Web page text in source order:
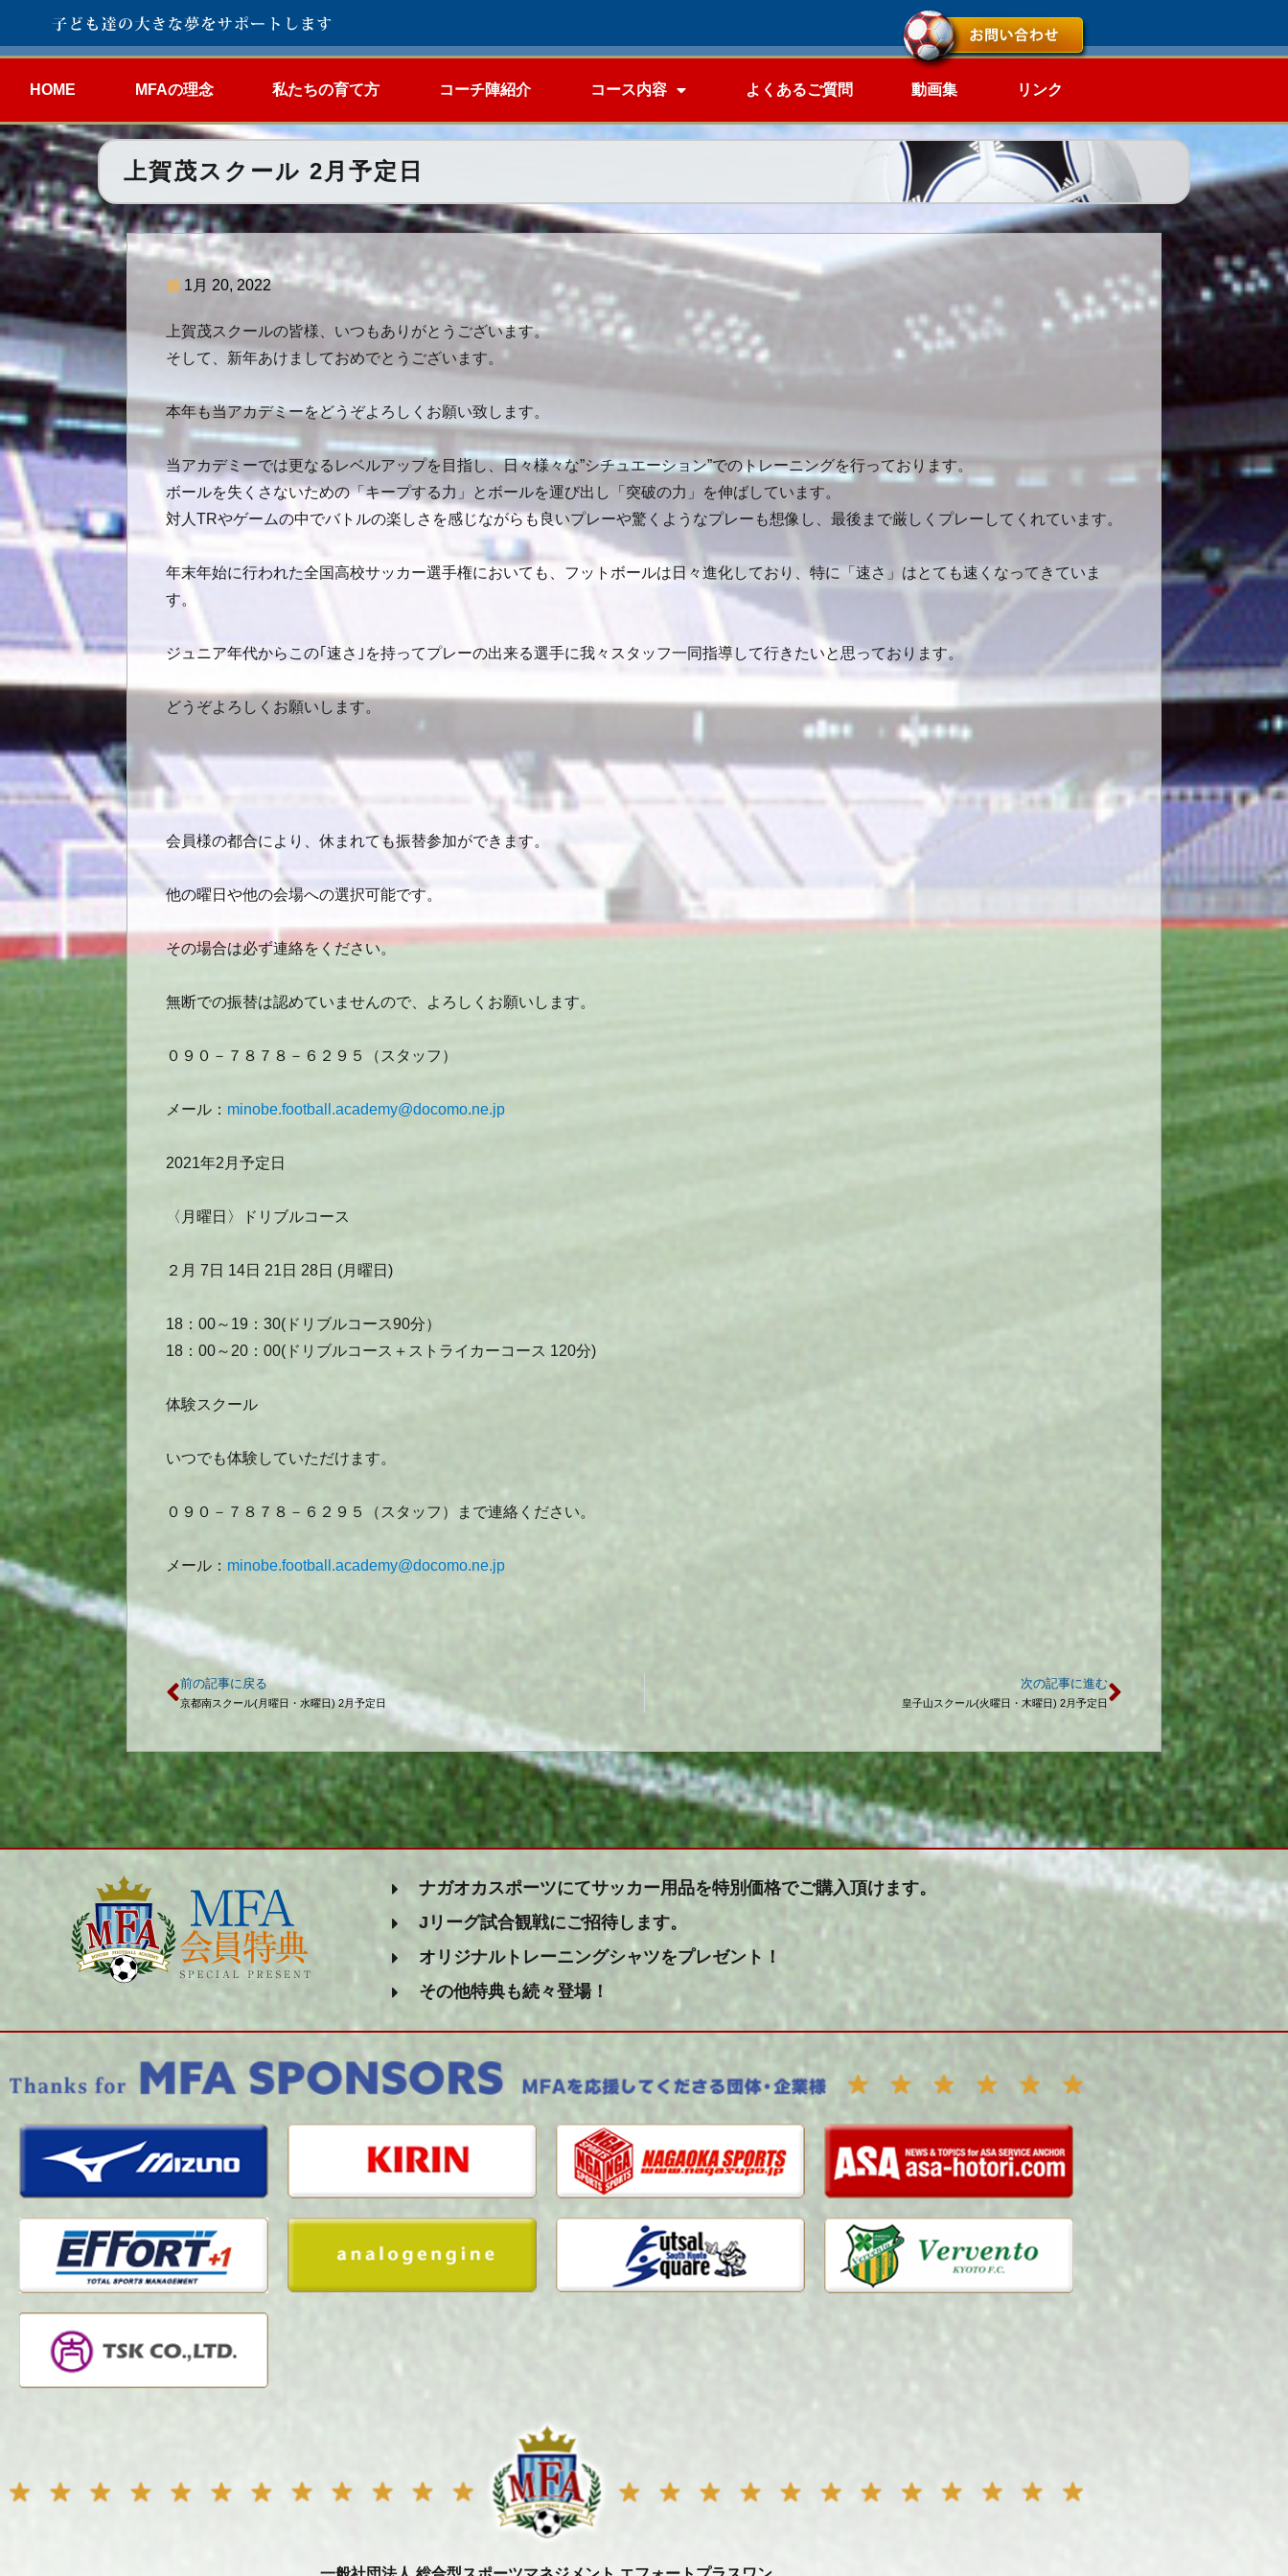
HOME MFAの理念 私たちの育て方 コーチ陣紹介 コース内容 よくあるご質問 動画集 リンク
上賀茂スクール 2月予定日
1月 20, 2022
上賀茂スクールの皆様、いつもありがとうございます。
そして、新年あけましておめでとうございます。
本年も当アカデミーをどうぞよろしくお願い致します。
当アカデミーでは更なるレベルアップを目指し、日々様々な”シチュエーション”でのトレーニングを行っております。
ボールを失くさないための「キープする力」とボールを運び出し「突破の力」を伸ばしています。
対人TRやゲームの中でバトルの楽しさを感じながらも良いプレーや驚くようなプレーも想像し、最後まで厳しくプレーしてくれています。
年末年始に行われた全国高校サッカー選手権においても、フットボールは日々進化しており、特に「速さ」はとても速くなってきていま
す。
ジュニア年代からこの｢速さ｣を持ってプレーの出来る選手に我々スタッフ一同指導して行きたいと思っております。
どうぞよろしくお願いします。
会員様の都合により、休まれても振替参加ができます。
他の曜日や他の会場への選択可能です。
その場合は必ず連絡をください。
無断での振替は認めていませんので、よろしくお願いします。
０９０－７８７８－６２９５（スタッフ）
メール： minobe.football.academy@docomo.ne.jp
2021年2月予定日
〈月曜日〉ドリブルコース
２月 7日 14日 21日 28日 (月曜日)
18：00～19：30(ドリブルコース90分）
18：00～20：00(ドリブルコース＋ストライカーコース 120分)
体験スクール
いつでも体験していただけます。
０９０－７８７８－６２９５（スタッフ）まで連絡ください。
メール： minobe.football.academy@docomo.ne.jp
前の記事に戻る
京都南スクール(月曜日・水曜日) 2月予定日
次の記事に進む
皇子山スクール(火曜日・木曜日) 2月予定日
ナガオカスポーツにてサッカー用品を特別価格でご購入頂けます。
Jリーグ試合観戦にご招待します。
オリジナルトレーニングシャツをプレゼント！
その他特典も続々登場！